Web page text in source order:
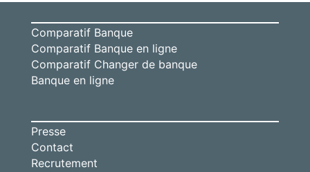
Comparatif Banque
Comparatif Banque en ligne
Comparatif Changer de banque
Banque en ligne
Presse
Contact
Recrutement